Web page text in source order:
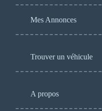
Mes Annonces
Trouver un véhicule
A propos